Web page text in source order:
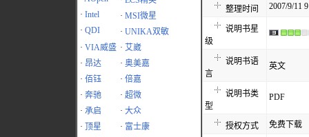
· Intel · MSI微星
· QDI · UNIKA双敏
· VIA威盛 · 艾崴
· 昂达 · 奥美嘉
· 佰钰 · 倍嘉
· 奔驰 · 超微
· 承启 · 大众
·
顶星 · 富士康
整理时间 2007/9/11
说明书星
级
说明书语
言
英文
说明书类
型
PDF
授权方式 免费下载